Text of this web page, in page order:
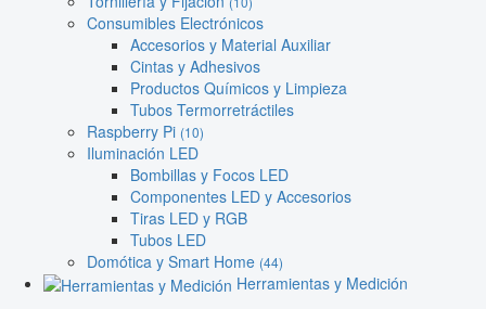
Consumibles Electrónicos
Accesorios y Material Auxiliar
Cintas y Adhesivos
Productos Químicos y Limpieza
Tubos Termorretráctiles
Raspberry Pi (10)
Iluminación LED
Bombillas y Focos LED
Componentes LED y Accesorios
Tiras LED y RGB
Tubos LED
Domótica y Smart Home (44)
Herramientas y Medición